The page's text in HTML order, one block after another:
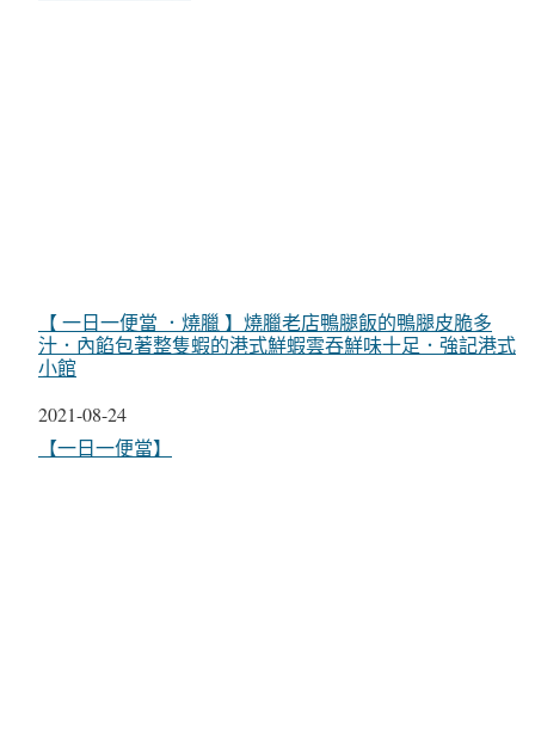
【 一日一便當 ．燒臘 】燒臘老店鴨腿飯的鴨腿皮脆多
汁．內餡包著整隻蝦的港式鮮蝦雲吞鮮味十足．強記港式
小館
日期
2021-08-24
關於
【一日一便當】